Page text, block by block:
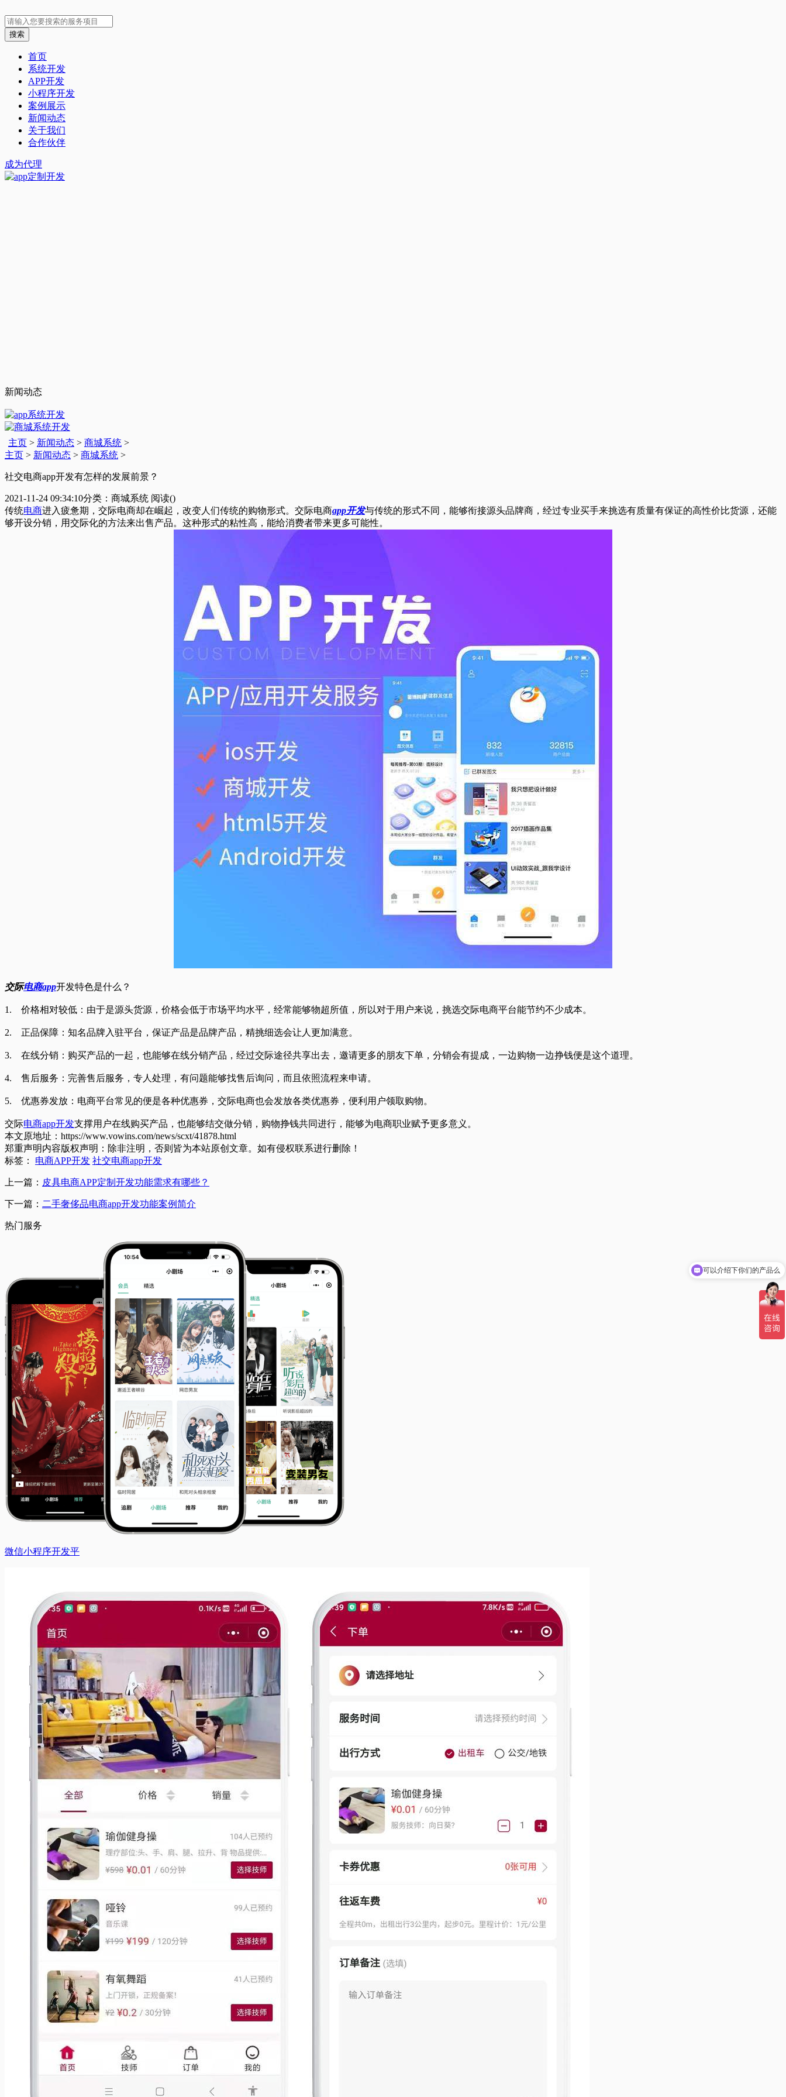
首页
系统开发
APP开发
小程序开发
案例展示
新闻动态
关于我们
合作伙伴
成为代理
新闻动态
主页> 新闻动态> 商城系统>
主页 > 新闻动态 > 商城系统 >
社交电商app开发有怎样的发展前景？
2021-11-24 09:34:10分类：商城系统 阅读()
传统电商进入疲惫期，交际电商却在崛起，改变人们传统的购物形式。交际电商app开发与传统的形式不同，能够衔接源头品牌商，经过专业买手来挑选有质量有保证的高性价比货源，还能
够开设分销，用交际化的方法来出售产品。这种形式的粘性高，能给消费者带来更多可能性。
交际电商app开发特色是什么？
1. 价格相对较低：由于是源头货源，价格会低于市场平均水平，经常能够物超所值，所以对于用户来说，挑选交际电商平台能节约不少成本。
2. 正品保障：知名品牌入驻平台，保证产品是品牌产品，精挑细选会让人更加满意。
3. 在线分销：购买产品的一起，也能够在线分销产品，经过交际途径共享出去，邀请更多的朋友下单，分销会有提成，一边购物一边挣钱便是这个道理。
4. 售后服务：完善售后服务，专人处理，有问题能够找售后询问，而且依照流程来申请。
5. 优惠券发放：电商平台常见的便是各种优惠券，交际电商也会发放各类优惠券，便利用户领取购物。
交际电商app开发支撑用户在线购买产品，也能够结交做分销，购物挣钱共同进行，能够为电商职业赋予更多意义。
本文原地址：https://www.vowins.com/news/scxt/41878.html
郑重声明内容版权声明：除非注明，否则皆为本站原创文章。如有侵权联系进行删除！
标签：
电商APP开发 社交电商app开发
上一篇： 皮具电商APP定制开发功能需求有哪些？
下一篇： 二手奢侈品电商app开发功能案例简介
热门服务
微信小程序开发平
可以介绍下你们的产品么